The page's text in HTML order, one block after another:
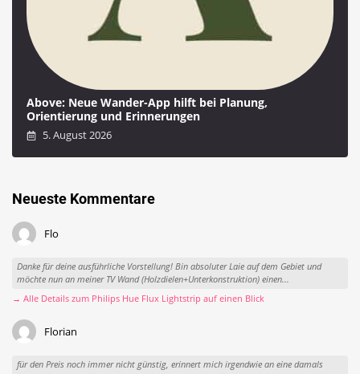
Above: Neue Wander-App hilft bei Planung,
Orientierung und Erinnerungen
5. August 2026
Neueste Kommentare
Flo
Danke für deine ausführliche Vorstellung! Bin absoluter Laie auf dem Gebiet und
möchte nun an meiner TV Wand (Holzdielen+Unterkonstruktion) einen...
→ Alle Details zum Philips Hue Flux Lightstrip auf einen Blick
Florian
für den Preis noch immer nicht günstig, erinnert mich irgendwie an eine damals